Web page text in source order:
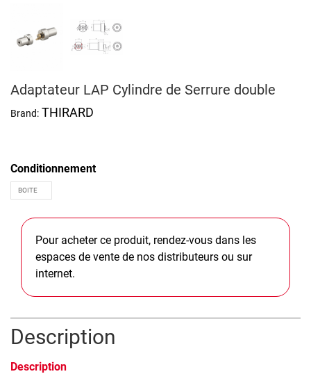
Adaptateur LAP Cylindre de Serrure double
Brand: THIRARD
Conditionnement
Pour acheter ce produit, rendez-vous dans les
espaces de vente de nos distributeurs ou sur
internet.
Description
Description